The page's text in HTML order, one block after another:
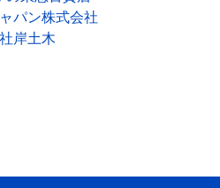
パン株式会社
岸土木